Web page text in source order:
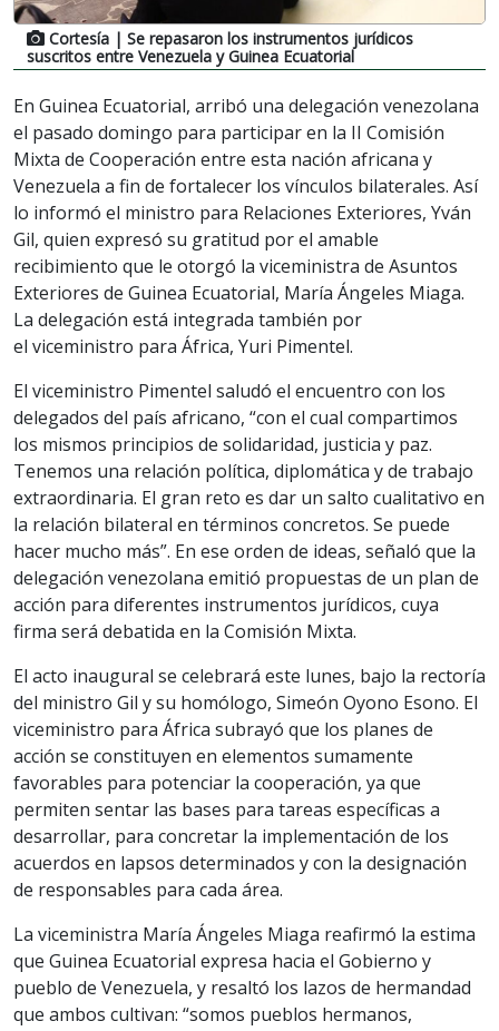
Cortesía | Se repasaron los instrumentos jurídicos
suscritos entre Venezuela y Guinea Ecuatorial
En Guinea Ecuatorial, arribó una delegación venezolana
el pasado domingo para participar en la II Comisión
Mixta de Cooperación entre esta nación africana y
Venezuela a fin de fortalecer los vínculos bilaterales. Así
lo informó el ministro para Relaciones Exteriores, Yván
Gil, quien expresó su gratitud por el amable
recibimiento que le otorgó la viceministra de Asuntos
Exteriores de Guinea Ecuatorial, María Ángeles Miaga.
La delegación está integrada también por
el viceministro para África, Yuri Pimentel.
El viceministro Pimentel saludó el encuentro con los
delegados del país africano, “con el cual compartimos
los mismos principios de solidaridad, justicia y paz.
Tenemos una relación política, diplomática y de trabajo
extraordinaria. El gran reto es dar un salto cualitativo en
la relación bilateral en términos concretos. Se puede
hacer mucho más”. En ese orden de ideas, señaló que la
delegación venezolana emitió propuestas de un plan de
acción para diferentes instrumentos jurídicos, cuya
firma será debatida en la Comisión Mixta.
El acto inaugural se celebrará este lunes, bajo la rectoría
del ministro Gil y su homólogo, Simeón Oyono Esono. El
viceministro para África subrayó que los planes de
acción se constituyen en elementos sumamente
favorables para potenciar la cooperación, ya que
permiten sentar las bases para tareas específicas a
desarrollar, para concretar la implementación de los
acuerdos en lapsos determinados y con la designación
de responsables para cada área.
La viceministra María Ángeles Miaga reafirmó la estima
que Guinea Ecuatorial expresa hacia el Gobierno y
pueblo de Venezuela, y resaltó los lazos de hermandad
que ambos cultivan: “somos pueblos hermanos,